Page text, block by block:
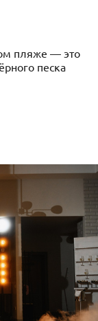
пляже — это
песка